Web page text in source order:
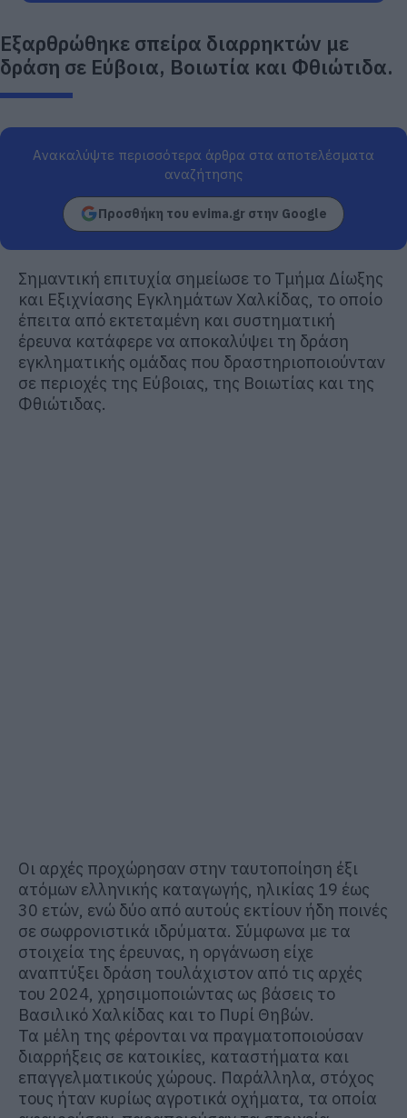
Εξαρθρώθηκε σπείρα διαρρηκτών με
δράση σε Εύβοια, Βοιωτία και Φθιώτιδα.
Ανακαλύψτε περισσότερα άρθρα στα αποτελέσματα
αναζήτησης
Προσθήκη του evima.gr στην Google
Σημαντική επιτυχία σημείωσε το Τμήμα Δίωξης
και Εξιχνίασης Εγκλημάτων Χαλκίδας, το οποίο
έπειτα από εκτεταμένη και συστηματική
έρευνα κατάφερε να αποκαλύψει τη δράση
εγκληματικής ομάδας που δραστηριοποιούνταν
σε περιοχές της Εύβοιας, της Βοιωτίας και της
Φθιώτιδας.
Οι αρχές προχώρησαν στην ταυτοποίηση έξι
ατόμων ελληνικής καταγωγής, ηλικίας 19 έως
30 ετών, ενώ δύο από αυτούς εκτίουν ήδη ποινές
σε σωφρονιστικά ιδρύματα. Σύμφωνα με τα
στοιχεία της έρευνας, η οργάνωση είχε
αναπτύξει δράση τουλάχιστον από τις αρχές
του 2024, χρησιμοποιώντας ως βάσεις το
Βασιλικό Χαλκίδας και το Πυρί Θηβών.
Τα μέλη της φέρονται να πραγματοποιούσαν
διαρρήξεις σε κατοικίες, καταστήματα και
επαγγελματικούς χώρους. Παράλληλα, στόχος
τους ήταν κυρίως αγροτικά οχήματα, τα οποία